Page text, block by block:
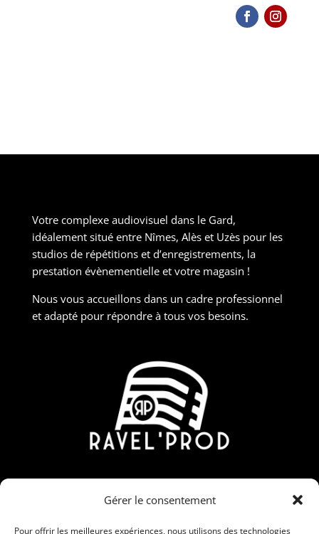
Gérer le consentement
Pour offrir les meilleures expériences, nous utilisons des technologies
Votre complexe audiovisuel dans le Gard,
idéalement situé entre Nîmes, Alès et Uzès pour les
studios de répétitions et d’enregistrements, la
prestation évènementielle et votre magasin !
Nous vous accueillons dans un cadre professionnel
et adapté pour répondre à tous vos besoins.
Saint-Chaptes